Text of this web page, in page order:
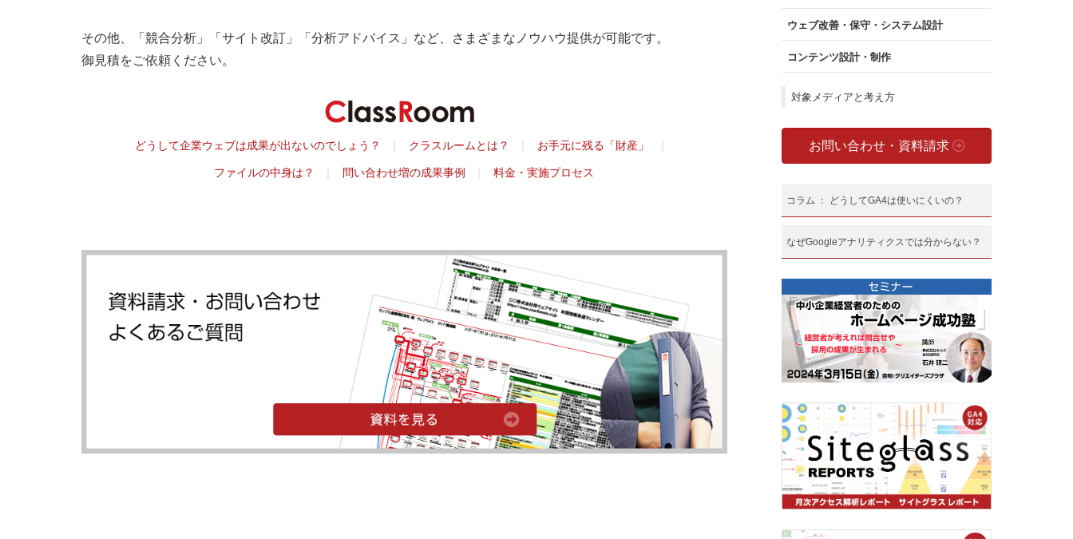
その他、「競合分析」「サイト改訂」「分析アドバイス」など、さまざまなノウハウ提供が可能です。
御見積をご依頼ください。
どうして企業ウェブは成果が出ないのでしょう？ クラスルームとは？ お手元に残る「財産」
ファイルの中身は？ 問い合わせ増の成果事例 料金・実施プロセス
ウェブ改善・保守・システム設計
コンテンツ設計・制作
対象メディアと考え方
お問い合わせ・資料請求
コラム ： どうしてGA4は使いにくいの？
なぜGoogleアナリティクスでは分からない？